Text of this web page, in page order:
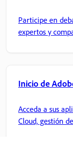
Participe en
expertos y
Inicio de
Acceda a sus
Cloud, gestión